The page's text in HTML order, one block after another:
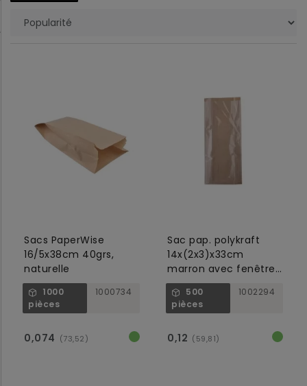
Sacs PaperWise
16/5x38cm 40grs,
naturelle
1000
pièces
1000734
0,074 (73,52)
Sac pap. polykraft
14x(2x3)x33cm
marron avec fenêtre
micro perforée 50
500
pièces
1002294
0,12 (59,81)